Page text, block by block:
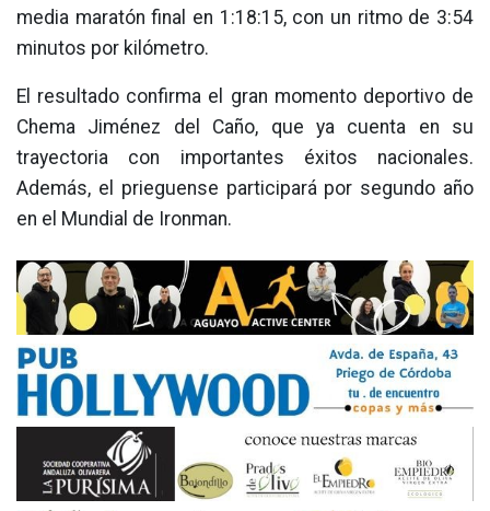
media maratón final en 1:18:15, con un ritmo de 3:54
minutos por kilómetro.
El resultado confirma el gran momento deportivo de
Chema Jiménez del Caño, que ya cuenta en su
trayectoria con importantes éxitos nacionales.
Además, el prieguense participará por segundo año
en el Mundial de Ironman.